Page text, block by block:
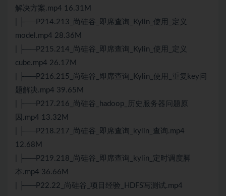
解决方案.mp4 16.31M
| ├──P214.213_尚硅谷_即席查询_Kylin_使用_定义
model.mp4 28.36M
| ├──P215.214_尚硅谷_即席查询_Kylin_使用_定义
cube.mp4 26.17M
| ├──P216.215_尚硅谷_即席查询_Kylin_使用_重复key问
题解决.mp4 39.65M
| ├──P217.216_尚硅谷_hadoop_历史服务器问题原
因.mp4 13.32M
| ├──P218.217_尚硅谷_即席查询_kylin_查询.mp4
12.68M
| ├──P219.218_尚硅谷_即席查询_kylin_定时调度脚
本.mp4 36.66M
| ├──P22.22_尚硅谷_项目经验_HDFS写测试.mp4